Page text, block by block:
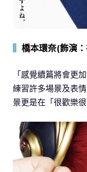
橋本環奈(飾演
「感覺續篇將會更
練習許多場景及表
景更是在「很歡樂